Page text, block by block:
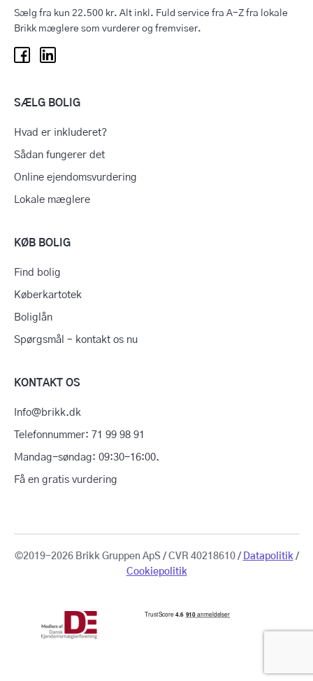
Sælg fra kun 22.500 kr. Alt inkl. Fuld service fra A-Z fra lokale
Brikk mæglere som vurderer og fremviser.
SÆLG BOLIG
Hvad er inkluderet?
Sådan fungerer det
Online ejendomsvurdering
Lokale mæglere
KØB BOLIG
Find bolig
Køberkartotek
Boliglån
Spørgsmål – kontakt os nu
KONTAKT OS
Info@brikk.dk
Telefonnummer: 71 99 98 91
Mandag-søndag: 09:30-16:00.
Få en gratis vurdering
©2019-2026 Brikk Gruppen ApS / CVR 40218610 / Datapolitik/
Cookiepolitik